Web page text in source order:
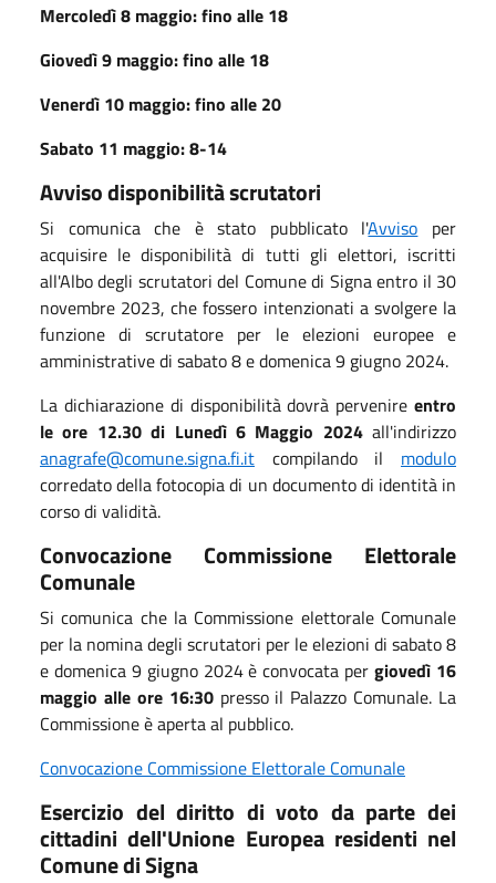
Mercoledì 8 maggio: fino alle 18
Giovedì 9 maggio: fino alle 18
Venerdì 10 maggio: fino alle 20
Sabato 11 maggio: 8-14
Avviso disponibilità scrutatori
Si comunica che è stato pubblicato l'Avviso per
acquisire le disponibilità di tutti gli elettori, iscritti
all'Albo degli scrutatori del Comune di Signa entro il 30
novembre 2023, che fossero intenzionati a svolgere la
funzione di scrutatore per le elezioni europee e
amministrative di sabato 8 e domenica 9 giugno 2024.
La dichiarazione di disponibilità dovrà pervenire entro
le ore 12.30 di Lunedì 6 Maggio 2024all'indirizzo
anagrafe@comune.signa.fi.it compilando il modulo
corredato della fotocopia di un documento di identità in
corso di validità.
Convocazione Commissione Elettorale
Comunale
Si comunica che la Commissione elettorale Comunale
per la nomina degli scrutatori per le elezioni di sabato 8
e domenica 9 giugno 2024 è convocata pergiovedì 16
maggio alle ore 16:30presso il Palazzo Comunale. La
Commissione è aperta al pubblico.
Convocazione Commissione Elettorale Comunale
Esercizio del diritto di voto da parte dei
cittadini dell'Unione Europea residenti nel
Comune di Signa